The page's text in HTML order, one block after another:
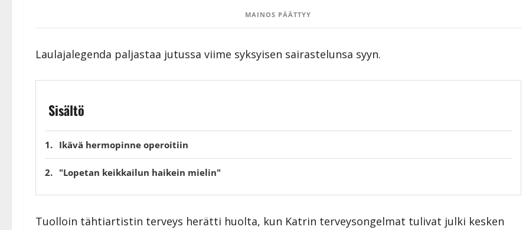
MAINOS PÄÄTTYY
Laulajalegenda paljastaa jutussa viime syksyisen sairastelunsa syyn.
Sisältö
Ikävä hermopinne operoitiin
"Lopetan keikkailun haikein mielin"
Tuolloin tähtiartistin terveys herätti huolta, kun Katrin terveysongelmat tulivat julki kesken